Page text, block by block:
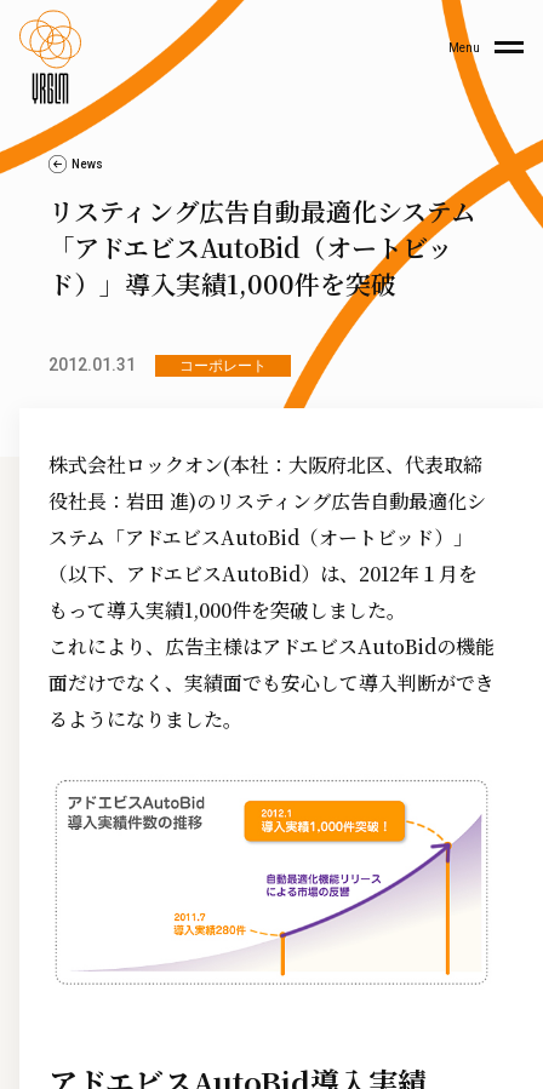
Menu
News
リスティング広告自動最適化システム
「アドエビスAutoBid（オートビッ
ド）」導入実績1,000件を突破
2012.01.31 コーポレート
株式会社ロックオン(本社：大阪府北区、代表取締
役社長：岩田 進)のリスティング広告自動最適化シ
ステム「アドエビスAutoBid（オートビッド）」
（以下、アドエビスAutoBid）は、2012年１月を
もって導入実績1,000件を突破しました。
これにより、広告主様はアドエビスAutoBidの機能
面だけでなく、実績面でも安心して導入判断ができ
るようになりました。